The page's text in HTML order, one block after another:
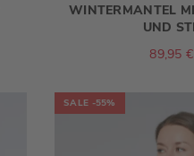
WINTERMANTEL
UND
89,95 €
SALE -55%